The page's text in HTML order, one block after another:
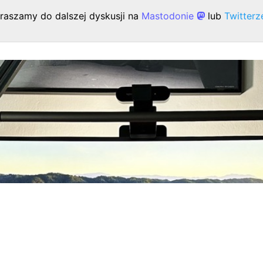
do dalszej dyskusji na Mastodonie lub